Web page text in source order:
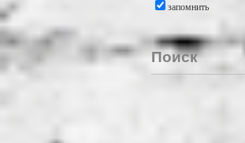
запомнить
Поиск